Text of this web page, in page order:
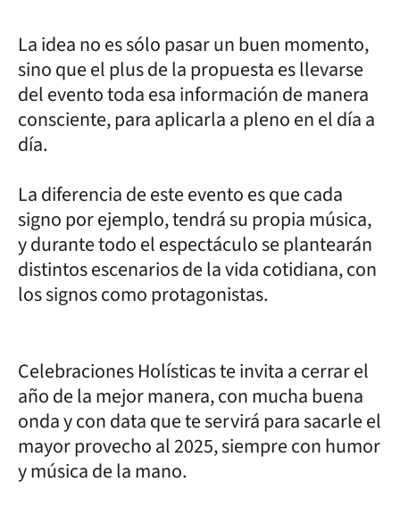
La idea no es sólo pasar un buen momento,
sino que el plus de la propuesta es llevarse
del evento toda esa información de manera
consciente, para aplicarla a pleno en el día a
día.
La diferencia de este evento es que cada
signo por ejemplo, tendrá su propia música,
y durante todo el espectáculo se plantearán
distintos escenarios de la vida cotidiana, con
los signos como protagonistas.
Celebraciones Holísticas te invita a cerrar el
año de la mejor manera, con mucha buena
onda y con data que te servirá para sacarle el
mayor provecho al 2025, siempre con humor
y música de la mano.